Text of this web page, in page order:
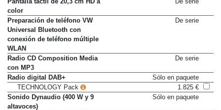
Pantalla táctil de 20,3 cm HD a
color
Preparación de teléfono VW
Universal Bluetooth con
conexión de teléfono múltiple
WLAN
Radio CD Composition Media
con MP3
Radio digital DAB+
Sólo en paquete
TECHNOLOGY Pack
1.825 €
Sonido Dynaudio (400 W y 9